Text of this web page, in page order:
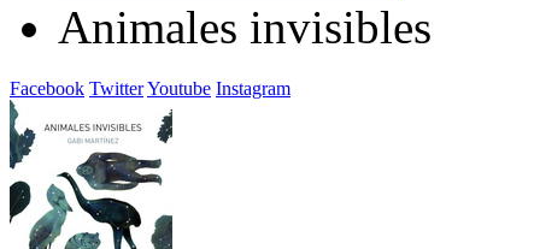
Animales invisibles
Facebook TwitterYoutube Instagram